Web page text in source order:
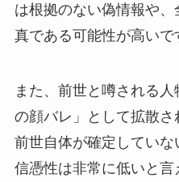
は根拠のない偽情報や
真である可能性が高いで
また、前世と噂される
の顔バレ」として拡散さ
前世自体が確定してい
信憑性は非常に低いと